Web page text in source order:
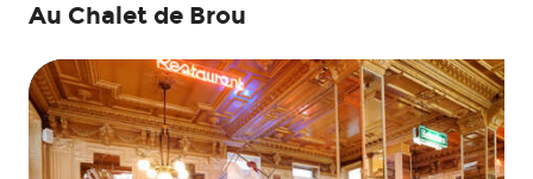
Au Chalet de Brou